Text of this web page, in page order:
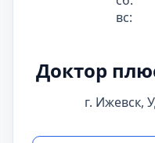
вс:
Доктор
г. Ижевск,